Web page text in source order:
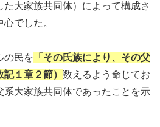
大家族共同体）によって構成さ
でした。
の民を 「その氏族により、その父
１章２節） 数えるよう命じてお
系大家族共同体であったことを示